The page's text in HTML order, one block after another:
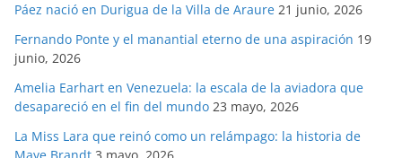
Páez nació en Durigua de la Villa de Araure 21 junio, 2026
Fernando Ponte y el manantial eterno de una aspiración 19
junio, 2026
Amelia Earhart en Venezuela: la escala de la aviadora que
desapareció en el fin del mundo 23 mayo, 2026
La Miss Lara que reinó como un relámpago: la historia de